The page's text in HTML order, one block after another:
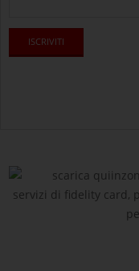
scarica
servizi di fidelity card,